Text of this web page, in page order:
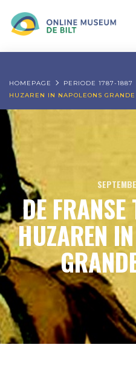
HOMEPAGE PERIODE 1787-1887
HUZAREN IN NAPOLEONS
DE
HUZAREN